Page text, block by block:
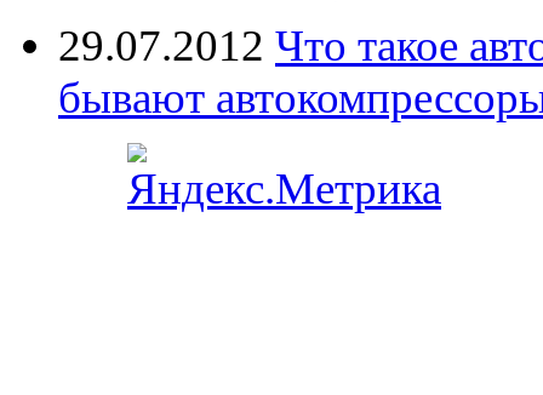
29.07.2012 Что такое
бывают